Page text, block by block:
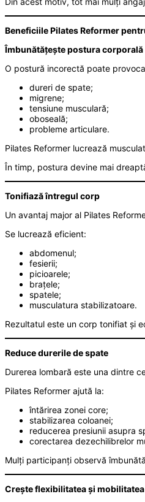
Beneficiile Pilates Reformer
Îmbunătățește postura corporală
O postură incorectă poate
dureri de spate;
migrene;
tensiune musculară;
oboseală;
probleme articulare.
Pilates Reformer lucrează
În timp, postura devine mai
Tonifiază întregul corp
Un avantaj major al Pilates
Se lucrează eficient:
abdomenul;
fesierii;
picioarele;
brațele;
spatele;
musculatura stabilizatoare.
Rezultatul este un corp tonifiat și
Reduce durerile de spate
Durerea lombară este una dintre
Pilates Reformer ajută la:
întărirea zonei core;
stabilizarea coloanei;
reducerea presiunii asupra
corectarea dezechilibrelor
Mulți participanți observă
Crește flexibilitatea și mobilitatea